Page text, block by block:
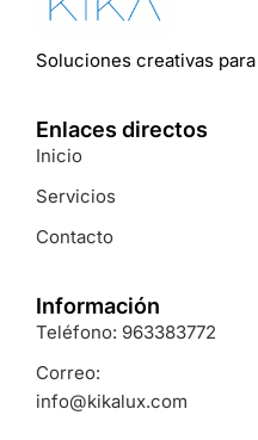
Soluciones creativas para
Enlaces directos
Inicio
Servicios
Contacto
Información
Teléfono: 963383772
Correo:
info@kikalux.com